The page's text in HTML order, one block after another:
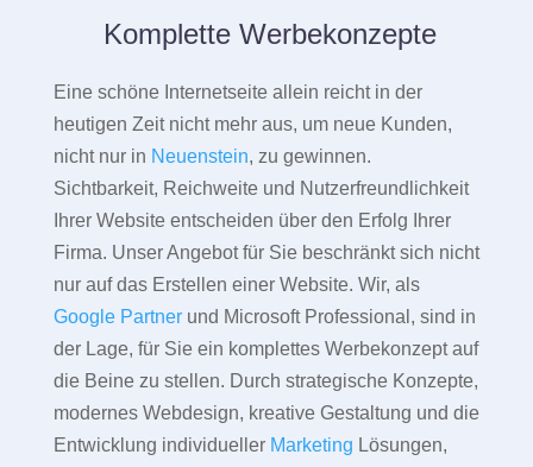
Komplette Werbekonzepte
Eine schöne Internetseite allein reicht in der
heutigen Zeit nicht mehr aus, um neue Kunden,
nicht nur in Neuenstein, zu gewinnen.
Sichtbarkeit, Reichweite und Nutzerfreundlichkeit
Ihrer Website entscheiden über den Erfolg Ihrer
Firma. Unser Angebot für Sie beschränkt sich nicht
nur auf das Erstellen einer Website. Wir, als
Google Partnerund Microsoft Professional, sind in
der Lage, für Sie ein komplettes Werbekonzept auf
die Beine zu stellen. Durch strategische Konzepte,
modernes Webdesign, kreative Gestaltung und die
Entwicklung individueller Marketing Lösungen,